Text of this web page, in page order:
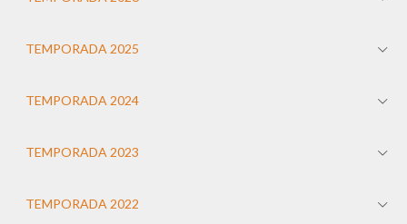
TEMPORADA 2025
TEMPORADA 2024
TEMPORADA 2023
TEMPORADA 2022